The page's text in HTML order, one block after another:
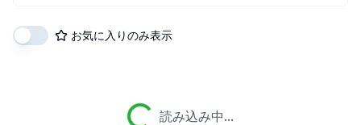
お気に入りのみ表示
読み込み中...